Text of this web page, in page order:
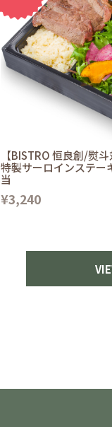
【BISTRO 恒良創/熨
特製サーロインステー
当
¥3,240